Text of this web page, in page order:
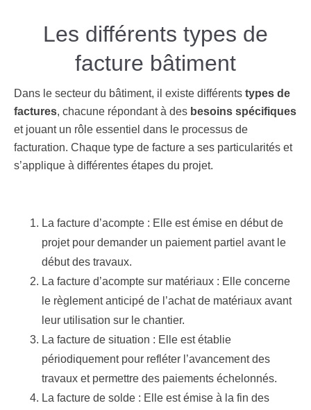
Les différents types de
facture bâtiment
Dans le secteur du bâtiment, il existe différents types de
factures, chacune répondant à des besoins spécifiques
et jouant un rôle essentiel dans le processus de
facturation. Chaque type de facture a ses particularités et
s’applique à différentes étapes du projet.
La facture d’acompte : Elle est émise en début de
projet pour demander un paiement partiel avant le
début des travaux.
La facture d’acompte sur matériaux : Elle concerne
le règlement anticipé de l’achat de matériaux avant
leur utilisation sur le chantier.
La facture de situation : Elle est établie
périodiquement pour refléter l’avancement des
travaux et permettre des paiements échelonnés.
La facture de solde : Elle est émise à la fin des